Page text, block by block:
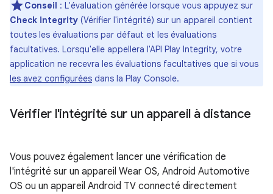
Conseil : L'évaluation générée lorsque vous appuyez sur
Check integrity (Vérifier l'intégrité) sur un appareil contient
toutes les évaluations par défaut et les évaluations
facultatives. Lorsqu'elle appellera l'API Play Integrity, votre
application ne recevra les évaluations facultatives que si vous
les avez configurées dans la Play Console.
Vérifier l'intégrité sur un appareil à distance
Vous pouvez également lancer une vérification de
l'intégrité sur un appareil Wear OS, Android Automotive
OS ou un appareil Android TV connecté directement